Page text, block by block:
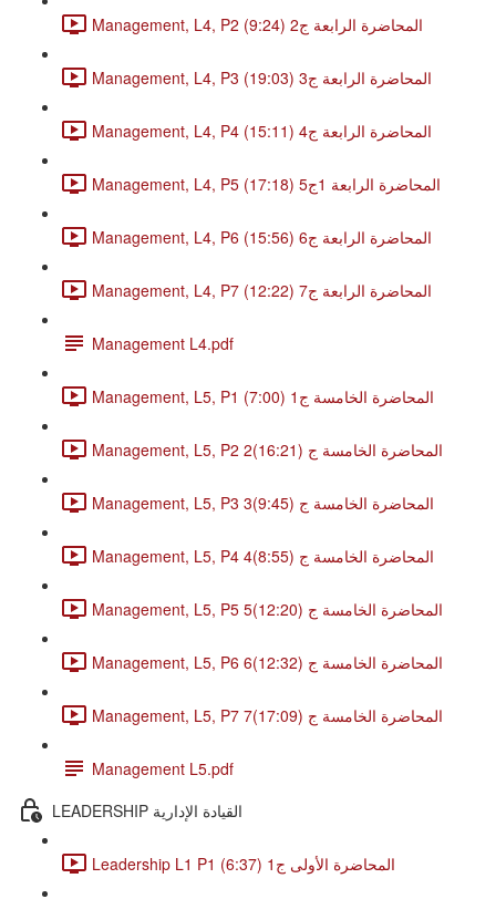
Management, L4, P2 المحاضرة الرابعة ج2 (9:24)
Management, L4, P3 المحاضرة الرابعة ج3 (19:03)
Management, L4, P4 المحاضرة الرابعة ج4 (15:11)
Management, L4, P5 المحاضرة الرابعة 1ج5 (17:18)
Management, L4, P6 المحاضرة الرابعة ج6 (15:56)
Management, L4, P7 المحاضرة الرابعة ج7 (12:22)
Management L4.pdf
Management, L5, P1 المحاضرة الخامسة ج1 (7:00)
Management, L5, P2 2المحاضرة الخامسة ج (16:21)
Management, L5, P3 3المحاضرة الخامسة ج (9:45)
Management, L5, P4 4المحاضرة الخامسة ج (8:55)
Management, L5, P5 5المحاضرة الخامسة ج (12:20)
Management, L5, P6 6المحاضرة الخامسة ج (12:32)
Management, L5, P7 7المحاضرة الخامسة ج (17:09)
Management L5.pdf
LEADERSHIP القيادة الإدارية
Leadership L1 P1 المحاضرة الأولى ج1 (6:37)